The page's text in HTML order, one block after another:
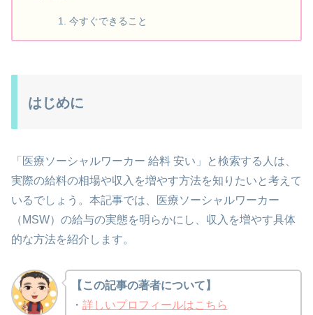
今すぐできること
はじめに
「医療ソーシャルワーカー 給料 安い」と検索する人は、
実際の給料の相場や収入を増やす方法を知りたいと考えて
いるでしょう。本記事では、医療ソーシャルワーカー
（MSW）の給与の実態を明らかにし、収入を増やす具体
的な方法を紹介します。
【この記事の著者について】
・ 詳しいプロフィールはこちら